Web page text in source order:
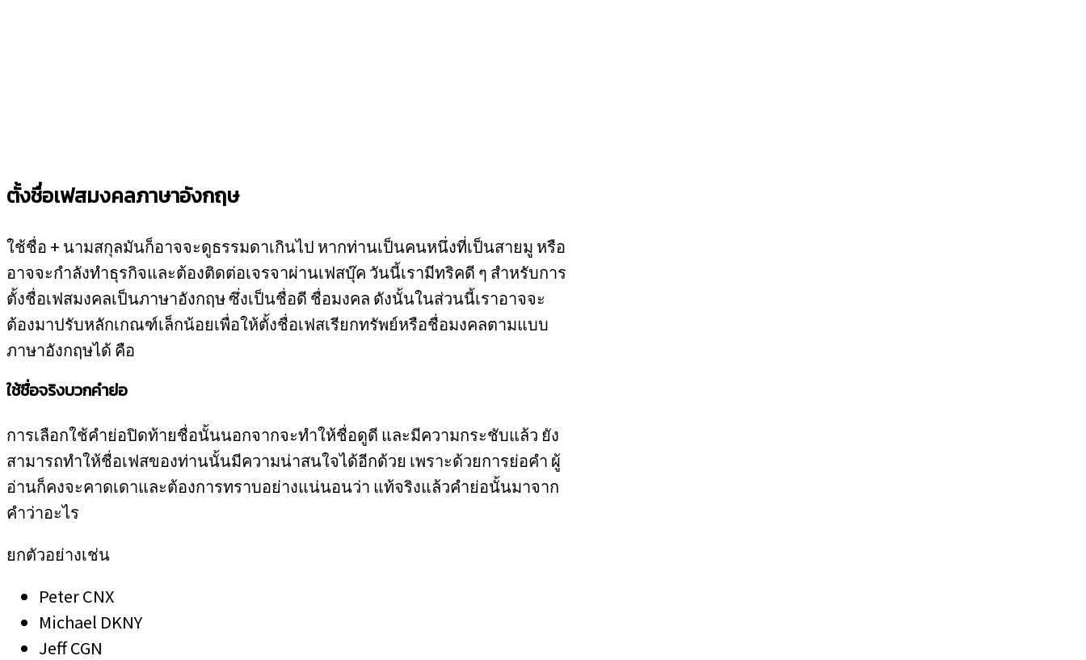
ตั้งชื่อเฟสมงคลภาษาอังกฤษ
ใช้ชื่อ + นามสกุลมันก็อาจจะดูธรรมดาเกินไป หากท่านเป็นคนหนึ่งที่เป็นสายมู หรือ
อาจจะกำลังทำธุรกิจและต้องติดต่อเจรจาผ่านเฟสบุ๊ค วันนี้เรามีทริคดี ๆ สำหรับการ
ตั้งชื่อเฟสมงคลเป็นภาษาอังกฤษ ซึ่งเป็นชื่อดี ชื่อมงคล ดังนั้นในส่วนนี้เราอาจจะ
ต้องมาปรับหลักเกณฑ์เล็กน้อยเพื่อให้ตั้งชื่อเฟสเรียกทรัพย์หรือชื่อมงคลตามแบบ
ภาษาอังกฤษได้ คือ
ใช้ชื่อจริงบวกคำย่อ
การเลือกใช้คำย่อปิดท้ายชื่อนั้นนอกจากจะทำให้ชื่อดูดี และมีความกระชับแล้ว ยัง
สามารถทำให้ชื่อเฟสของท่านนั้นมีความน่าสนใจได้อีกด้วย เพราะด้วยการย่อคำ ผู้
อ่านก็คงจะคาดเดาและต้องการทราบอย่างแน่นอนว่า แท้จริงแล้วคำย่อนั้นมาจาก
คำว่าอะไร
ยกตัวอย่างเช่น
Peter CNX
Michael DKNY
Jeff CGN